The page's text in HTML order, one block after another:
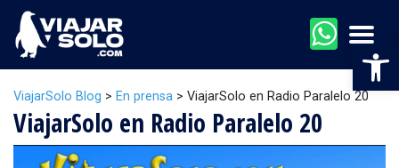
ViajarSolo Blog > En prensa > ViajarSolo en Radio Paralelo 20
ViajarSolo en Radio Paralelo 20